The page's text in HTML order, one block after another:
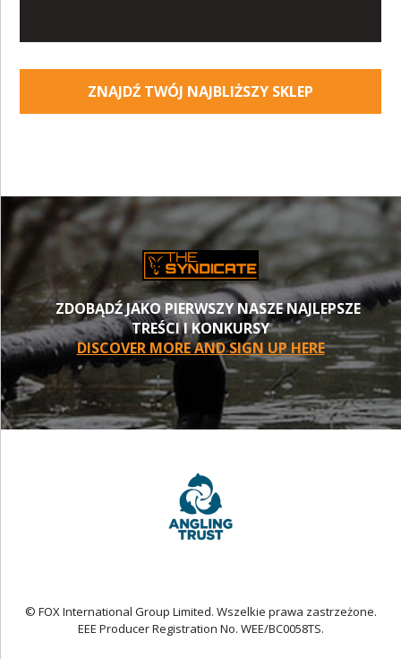
ZNAJDŹ TWÓJ NAJBLIŻSZY SKLEP
ZDOBĄDŹ JAKO PIERWSZY NASZE NAJLEPSZE
TREŚCI I KONKURSY
DISCOVER MORE AND SIGN UP HERE
© FOX International Group Limited. Wszelkie prawa zastrzeżone.
EEE Producer Registration No. WEE/BC0058TS.